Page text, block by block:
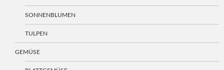
SONNENBLUMEN
TULPEN
GEMÜSE